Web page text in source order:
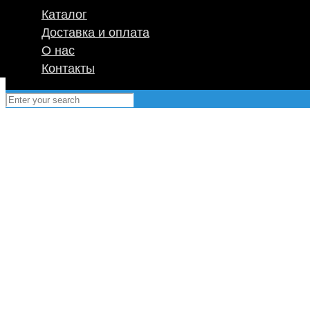
Каталог
Доставка и оплата
О нас
Контакты